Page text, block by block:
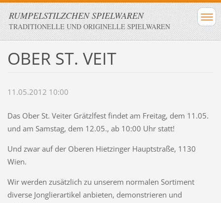
RUMPELSTILZCHEN SPIELWAREN
TRADITIONELLE UND ORIGINELLE SPIELWAREN
OBER ST. VEIT
11.05.2012 10:00
Das Ober St. Veiter Grätzlfest findet am Freitag, dem 11.05.
und am Samstag, dem 12.05., ab 10:00 Uhr statt!
Und zwar auf der Oberen Hietzinger Hauptstraße, 1130
Wien.
Wir werden zusätzlich zu unserem normalen Sortiment
diverse Jonglierartikel anbieten, demonstrieren und